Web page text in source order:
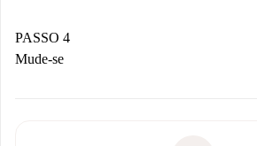
proprietário.
Se recusada: não cobraremos nada e
PASSO 4
Mude-se